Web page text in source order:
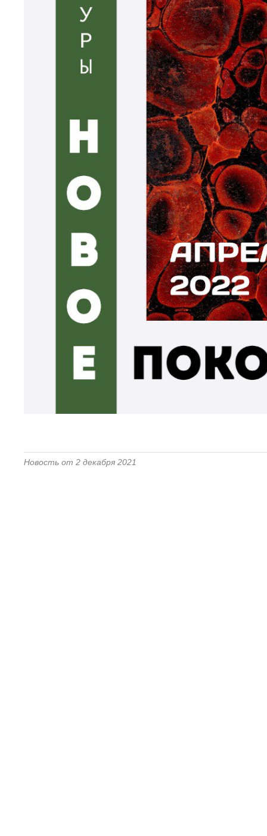
Новость от 2 декабря 2021